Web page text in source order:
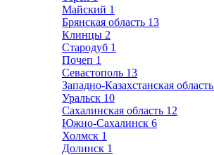
Майский 1
Брянская область 13
Клинцы 2
Стародуб 1
Почеп 1
Севастополь 13
Западно-Казахстанская область
Уральск 10
Сахалинская область 12
Южно-Сахалинск 6
Холмск 1
Долинск 1